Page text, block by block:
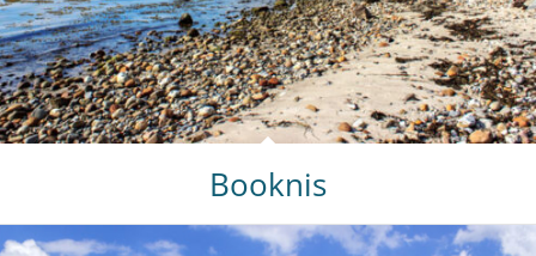
Booknis